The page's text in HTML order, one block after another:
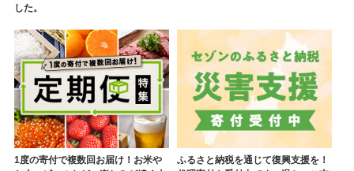
した。
1度の寄付で複数回お届け！お米や
ふるさと納税を通じて復興支援を！